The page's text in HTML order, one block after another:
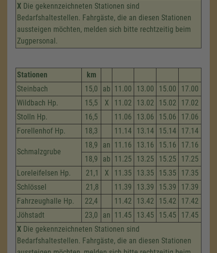
X Die gekennzeichneten Stationen sind
Bedarfshaltestellen. Fahrgäste, die an diesen Stationen
aussteigen möchten, melden sich bitte rechtzeitig beim
Zugpersonal.
Stationen
km
Steinbach
15,0 ab 11.00 13.00 15.00
17.00
Wildbach Hp.
15,5 X 11.02 13.02 15.02
17.02
Stolln Hp.
16,5 11.06 13.06 15.06
17.06
Forellenhof Hp.
18,3 11.14 13.14 15.14 17.14
Schmalzgrube
18,9 an 11.16 13.16 15.16
17.16
18,9
ab 11.25 13.25 15.25
17.25
Loreleifelsen Hp.
21,1 X 11.35 13.35 15.35
17.35
Schlössel
21,8 11.39 13.39 15.39
17.39
Fahrzeug­halle Hp.
22,4 11.42 13.42 15.42
17.42
Jöhstadt
23,0 an 11.45 13.45 15.45
17.45
X Die gekennzeichneten Stationen sind
Bedarfshaltestellen. Fahrgäste, die an diesen Stationen